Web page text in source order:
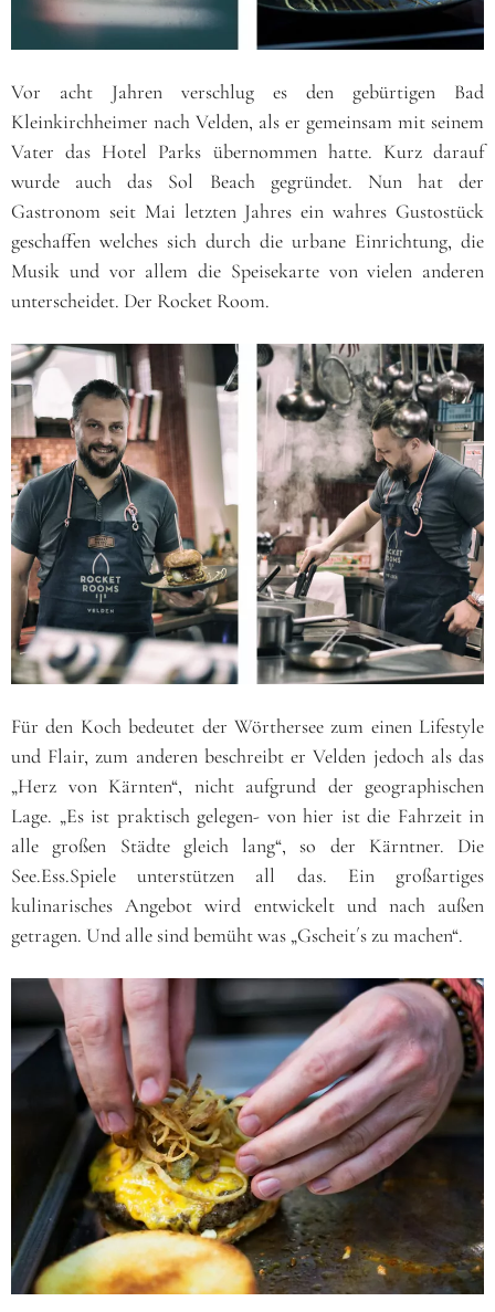
Vor acht Jahren verschlug es den gebürtigen Bad
Kleinkirchheimer nach Velden, als er gemeinsam mit seinem
Vater das Hotel Parks übernommen hatte. Kurz darauf
wurde auch das Sol Beach gegründet. Nun hat der
Gastronom seit Mai letzten Jahres ein wahres Gustostück
geschaffen welches sich durch die urbane Einrichtung, die
Musik und vor allem die Speisekarte von vielen anderen
unterscheidet. Der Rocket Room.
Für den Koch bedeutet der Wörthersee zum einen Lifestyle
und Flair, zum anderen beschreibt er Velden jedoch als das
„Herz von Kärnten“, nicht aufgrund der geographischen
Lage. „Es ist praktisch gelegen- von hier ist die Fahrzeit in
alle großen Städte gleich lang“, so der Kärntner. Die
See.Ess.Spiele unterstützen all das. Ein großartiges
kulinarisches Angebot wird entwickelt und nach außen
getragen. Und alle sind bemüht was „Gscheit´s zu machen“.